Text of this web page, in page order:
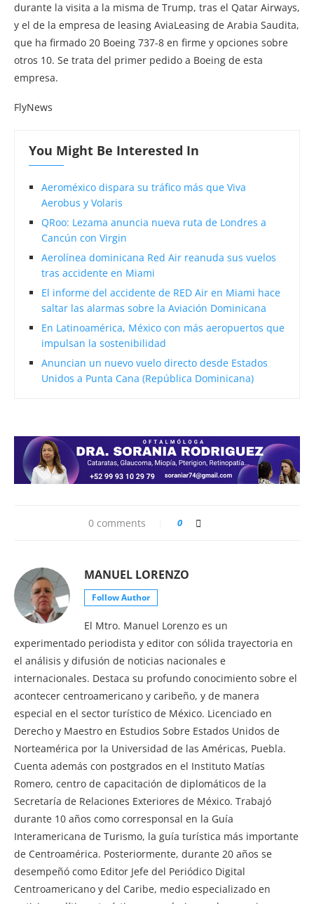
durante la visita a la misma de Trump, tras el Qatar Airways,
y el de la empresa de leasing AviaLeasing de Arabia Saudita,
que ha firmado 20 Boeing 737-8 en firme y opciones sobre
otros 10. Se trata del primer pedido a Boeing de esta
empresa.
FlyNews
You Might Be Interested In
Aeroméxico dispara su tráfico más que Viva
Aerobus y Volaris
QRoo: Lezama anuncia nueva ruta de Londres a
Cancún con Virgin
Aerolínea dominicana Red Air reanuda sus vuelos
tras accidente en Miami
El informe del accidente de RED Air en Miami hace
saltar las alarmas sobre la Aviación Dominicana
En Latinoamérica, México con más aeropuertos que
impulsan la sostenibilidad
Anuncian un nuevo vuelo directo desde Estados
Unidos a Punta Cana (República Dominicana)
0 comments 0
MANUEL LORENZO
Follow Author
El Mtro. Manuel Lorenzo es un
experimentado periodista y editor con sólida trayectoria en
el análisis y difusión de noticias nacionales e
internacionales. Destaca su profundo conocimiento sobre el
acontecer centroamericano y caribeño, y de manera
especial en el sector turístico de México. Licenciado en
Derecho y Maestro en Estudios Sobre Estados Unidos de
Norteamérica por la Universidad de las Américas, Puebla.
Cuenta además con postgrados en el Instituto Matías
Romero, centro de capacitación de diplomáticos de la
Secretaría de Relaciones Exteriores de México. Trabajó
durante 10 años como corresponsal en la Guía
Interamericana de Turismo, la guía turística más importante
de Centroamérica. Posteriormente, durante 20 años se
desempeñó como Editor Jefe del Periódico Digital
Centroamericano y del Caribe, medio especializado en